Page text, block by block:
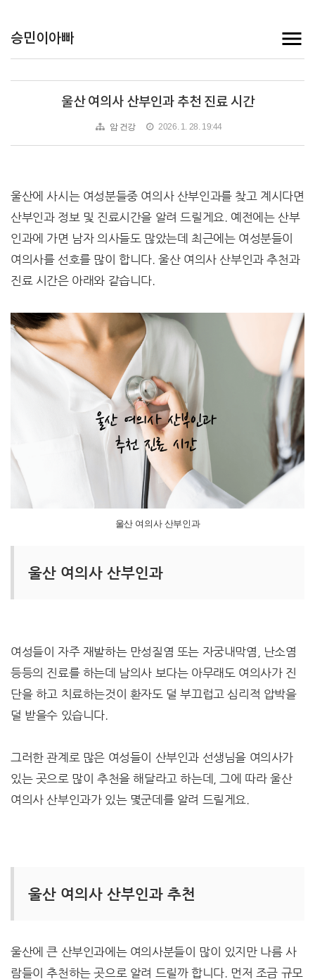
승민이아빠
울산 여의사 산부인과 추천 진료 시간
암 건강 2026. 1. 28. 19:44
울산에 사시는 여성분들중 여의사 산부인과를 찾고 계시다면
산부인과 정보 및 진료시간을 알려 드릴게요. 예전에는 산부
인과에 가면 남자 의사들도 많았는데 최근에는 여성분들이
여의사를 선호를 많이 합니다. 울산 여의사 산부인과 추천과
진료 시간은 아래와 같습니다.
울산 여의사 산부인과
울산 여의사 산부인과
여성들이 자주 재발하는 만성질염 또는 자궁내막염, 난소염
등등의 진료를 하는데 남의사 보다는 아무래도 여의사가 진
단을 하고 치료하는것이 환자도 덜 부끄럽고 심리적 압박을
덜 받을수 있습니다.
그러한 관계로 많은 여성들이 산부인과 선생님을 여의사가
있는 곳으로 많이 추천을 해달라고 하는데, 그에 따라 울산
여의사 산부인과가 있는 몇군데를 알려 드릴게요.
울산 여의사 산부인과 추천
울산에 큰 산부인과에는 여의사분들이 많이 있지만 나름 사
람들이 추천하는 곳으로 알려 드릴까 합니다. 먼저 조금 규모